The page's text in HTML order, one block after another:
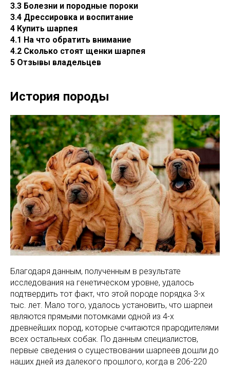
3.3 Болезни и породные пороки
3.4 Дрессировка и воспитание
4 Купить шарпея
4.1 На что обратить внимание
4.2 Сколько стоят щенки шарпея
5 Отзывы владельцев
История породы
Благодаря данным, полученным в результате
исследования на генетическом уровне, удалось
подтвердить тот факт, что этой породе порядка 3-х
тыс. лет. Мало того, удалось установить, что шарпеи
являются прямыми потомками одной из 4-х
древнейших пород, которые считаются прародителями
всех остальных собак. По данным специалистов,
первые сведения о существовании шарпеев дошли до
наших дней из далекого прошлого, когда в 206-220